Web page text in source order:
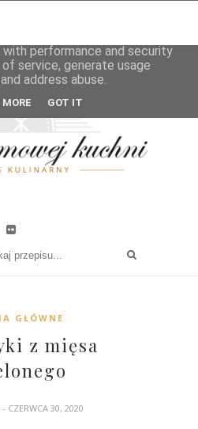
GŁÓWNE
z mięsa
- CZERWCA 30, 2020
Google to deliver its services
performance and security
service, generate usage
address abuse.
GOT IT